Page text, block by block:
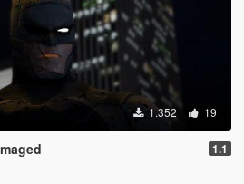
1.352 19
1.1